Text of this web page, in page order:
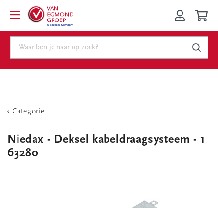
Categorie
Niedax - Deksel kabeldraagsysteem - 1
63280